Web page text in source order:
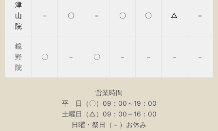
津
山
院
－ 〇 － 〇 〇 △ －
鏡
野
院
〇 － 〇 － － － －
営業時間
平 日（〇）09：00～19：00
土曜日（△）09：00～16：00
日曜・祭日（－）お休み